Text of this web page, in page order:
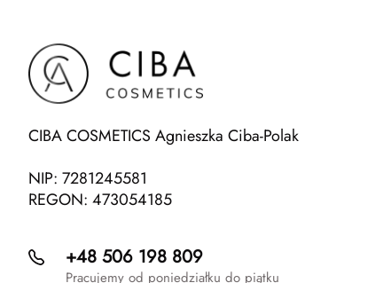
CIBA COSMETICS Agnieszka Ciba-Polak
NIP: 7281245581
REGON: 473054185
+48 506 198 809
Pracujemy od poniedziałku do piątku